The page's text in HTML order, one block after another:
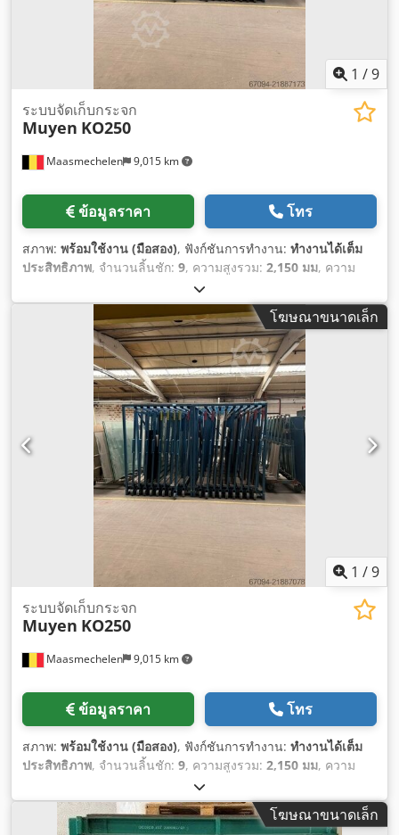
1 /9
Maasmechelen 9,015 km
ระบบจัดเก็บกระจก
Muyen KO250
ข้อมูลราคา โทร
สภาพ: พร้อมใช้งาน (มือสอง), ฟังก์ชันการทำงาน: ทำงานได้เต็ม
ประสิทธิภาพ, จำนวนลิ้นชัก: 9, ความสูงรวม: 2,150 มม, ความ
, ความยาวทั้งหมด:
ง่าม:90 มม,
โฆษณาขนาดเล็ก
1 /9
Maasmechelen 9,015 km
ระบบจัดเก็บกระจก
Muyen KO250
ข้อมูลราคา โทร
สภาพ: พร้อมใช้งาน (มือสอง), ฟังก์ชันการทำงาน: ทำงานได้เต็ม
ประสิทธิภาพ, จำนวนลิ้นชัก: 9, ความสูงรวม: 2,150 มม, ความ
, ความยาวทั้งหมด:
ง่าม:90 มม,
โฆษณาขนาดเล็ก